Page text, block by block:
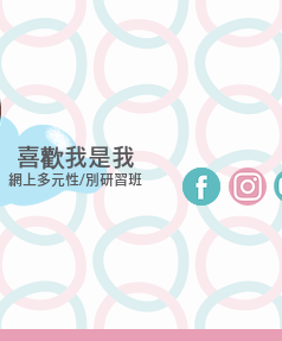
喜歡我是我
網上多元性/別研習班